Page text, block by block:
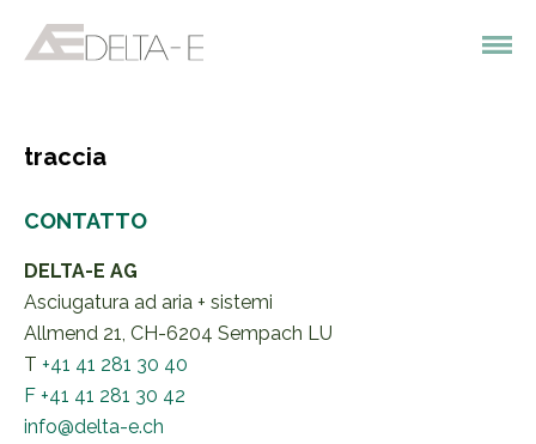
traccia
CONTATTO
DELTA-E AG
Asciugatura ad aria + sistemi
Allmend 21, CH-6204 Sempach LU
T +41 41 281 30 40
F +41 41 281 30 42
info@delta-e.ch